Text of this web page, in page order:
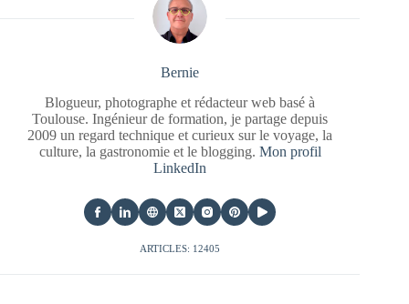
Bernie
Blogueur, photographe et rédacteur web basé à
Toulouse. Ingénieur de formation, je partage depuis
2009 un regard technique et curieux sur le voyage, la
culture, la gastronomie et le blogging. Mon profil
LinkedIn
ARTICLES: 12405